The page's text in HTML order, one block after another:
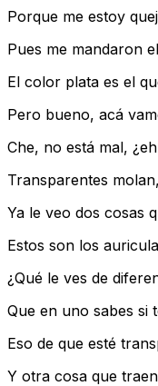
Porque me estoy
Pues me mandaron
El color plata es el
Pero bueno, acá
Che, no está mal,
Transparentes
Ya le veo dos cosas
Estos son los
¿Qué le ves de
Que en uno sabes si
Eso de que esté
Y otra cosa que